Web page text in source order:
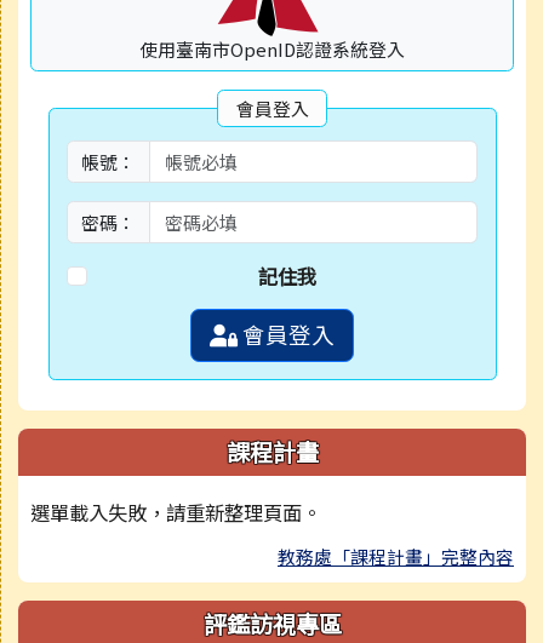
使用臺南市OpenID認證系統登入
會員登入
帳號：
密碼：
記住我
會員登入
課程計畫
選單載入失敗，請重新整理頁面。
教務處「課程計畫」完整內容
評鑑訪視專區